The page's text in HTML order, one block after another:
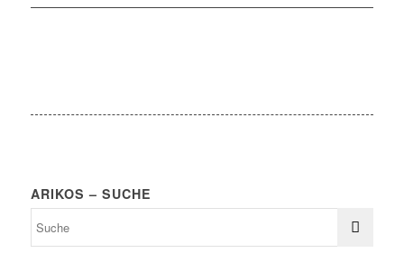
ARIKOS – SUCHE